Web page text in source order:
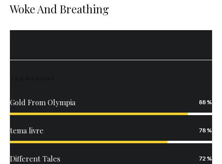
Woke And Breathing
Gold From Olympia 88
tema livre 78
Different Tales 72